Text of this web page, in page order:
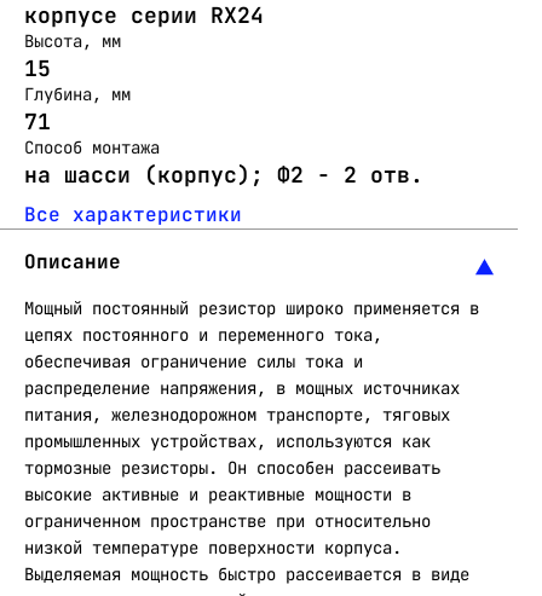
корпусе серии RX24
Высота, мм
15
Глубина, мм
71
Способ монтажа
на шасси (корпус); Ф2 - 2 отв.
Все характеристики
Описание
Мощный постоянный резистор широко применяется в
цепях постоянного и переменного тока,
обеспечивая ограничение силы тока и
распределение напряжения, в мощных источниках
питания, железнодорожном транспорте, тяговых
промышленных устройствах, используются как
тормозные резисторы. Он способен рассеивать
высокие активные и реактивные мощности в
ограниченном пространстве при относительно
низкой температуре поверхности корпуса.
Выделяемая мощность быстро рассеивается в виде